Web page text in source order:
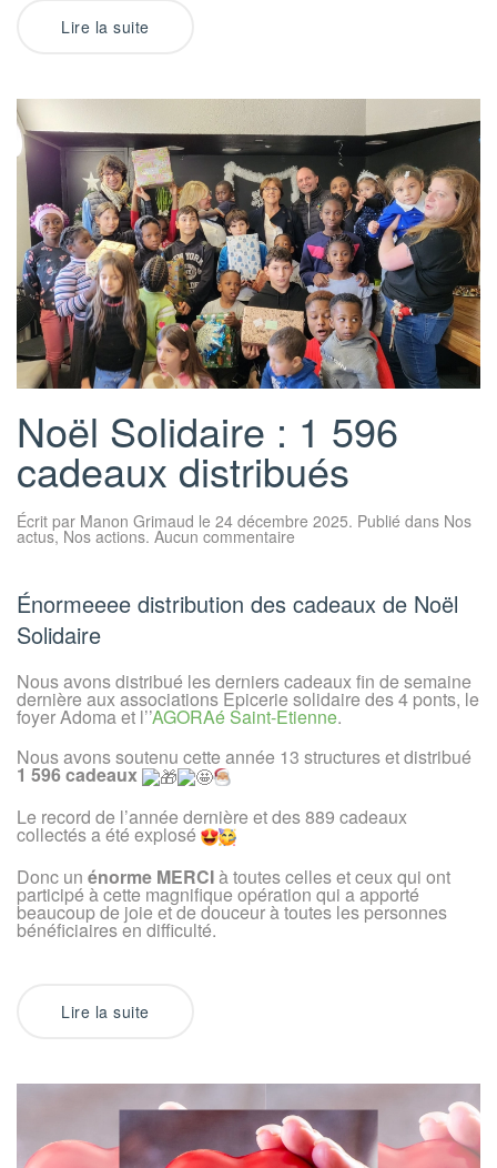
Lire la suite
Noël Solidaire : 1 596
cadeaux distribués
Écrit par Manon Grimaud le 24 décembre 2025. Publié dans Nos
actus, Nos actions. Aucun commentaire
1
596
Énormeeee distribution des cadeaux de Noël
Solidaire
Nous avons distribué les derniers cadeaux fin de semaine
dernière aux associations Epicerie solidaire des 4 ponts, le
foyer Adoma et l’’AGORAé Saint-Etienne.
Nous avons soutenu cette année 13 structures et distribué
1 596 cadeaux
Le record de l’année dernière et des 889 cadeaux
collectés a été explosé
Donc un énorme MERCIà toutes celles et ceux qui ont
participé à cette magnifique opération qui a apporté
beaucoup de joie et de douceur à toutes les personnes
bénéficiaires en difficulté.
Lire la suite